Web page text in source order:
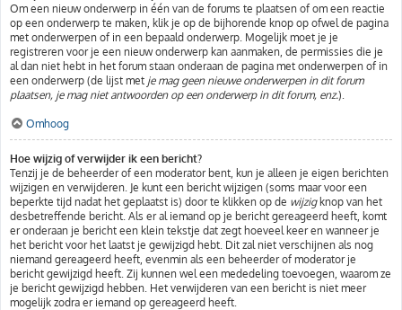
Om een nieuw onderwerp in één van de forums te plaatsen of om een reactie
op een onderwerp te maken, klik je op de bijhorende knop op ofwel de pagina
met onderwerpen of in een bepaald onderwerp. Mogelijk moet je je
registreren voor je een nieuw onderwerp kan aanmaken, de permissies die je
al dan niet hebt in het forum staan onderaan de pagina met onderwerpen of in
een onderwerp (de lijst met je mag geen nieuwe onderwerpen in dit forum
plaatsen, je mag niet antwoorden op een onderwerp in dit forum, enz.).
Omhoog
Hoe wijzig of verwijder ik een bericht?
Tenzij je de beheerder of een moderator bent, kun je alleen je eigen berichten
wijzigen en verwijderen. Je kunt een bericht wijzigen (soms maar voor een
beperkte tijd nadat het geplaatst is) door te klikken op de wijzigknop van het
desbetreffende bericht. Als er al iemand op je bericht gereageerd heeft, komt
er onderaan je bericht een klein tekstje dat zegt hoeveel keer en wanneer je
het bericht voor het laatst je gewijzigd hebt. Dit zal niet verschijnen als nog
niemand gereageerd heeft, evenmin als een beheerder of moderator je
bericht gewijzigd heeft. Zij kunnen wel een mededeling toevoegen, waarom ze
je bericht gewijzigd hebben. Het verwijderen van een bericht is niet meer
mogelijk zodra er iemand op gereageerd heeft.